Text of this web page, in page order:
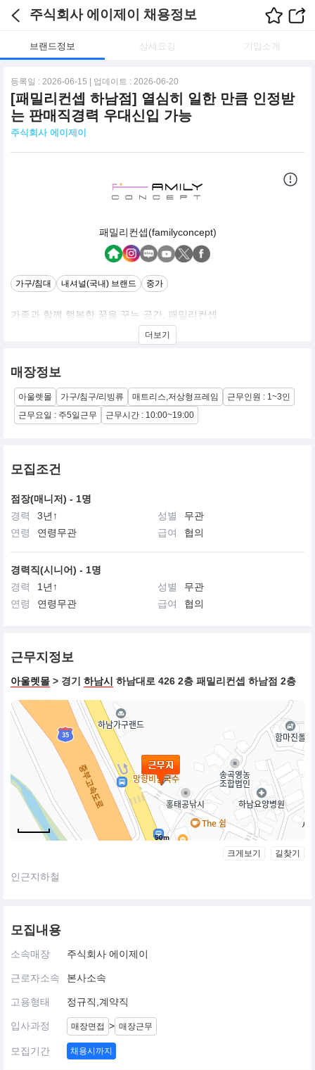
주식회사 에이제이 채용정보
브랜드정보 상세요강 기업소개
등록일 : 2026-06-15 | 업데이트 : 2026-06-20
[패밀리컨셉 하남점] 열심히 일한 만큼 인정받
는 판매직경력 우대신입 가능
주식회사 에이제이
패밀리컨셉(familyconcept)
가구/침대 내셔널(국내) 브랜드 중가
가족과 함께 행복한 꿈을 꾸는 공간, 패밀리컨셉
하루의 끝, 사랑하는 가족과 함께 편안하게 쉴 수 있는 공간.
부모는 아이의 숨소리를 들으며 하루의 피로를 씻어냅니다.
이 순간이야말로 우리가 꿈꾸던 가장 행복한 시간 아닐까요?
Sleep Safely, Dream Freely.
패밀리컨셉은 두 아이를 키우는 엄마의 입장에서 생각하여, 내 가족
이 쓸 수 없다면 누구에게도 권하지 않는다는 신념을 갖고 있습니다.
을 최우선으로 고려하여 소재 하나하나 따져 가면서 우리 가족이 쓴
다는 마음가짐으로 침대를 디자인 하였습니다.
갤럭시 정품 인증서
라돈·토론 테스트 성적서
One Bed, One Standard: Built for Families.
One.
지 않으며, 안전하고 검증된 환경 친화적인 자재를 엄선합니다
사람에게 안전 할 뿐만 아니라 지구와 환경에 이로운 자재를 사용함
으로써 안전한 품질과 지속 가능한 가치를 추구합니다.
Two.
커스텀마이징
기성화된 디자인에서 벗어나 패밀리침대, 트윈침대, 데이베드, 매트
리스까지 다양한 침대 카테고리를 제공하며,
디자인 · 색상 · 소재 · 사이즈 · 구성 요소까지 모두 원하는 대로 선
Three.
최고의 퀄리티
재, 하드웨어까지 30년이 넘는 장인들과 함께 최고의 퀄리티로 만들
어나가려고 노력합니다.
Where Love Grows, Memories Last.
함께 자는 즐거움, 평생 남는 행복한 기억
가족의 라이프스타일에 맞춘 특별한 공간이 되어야 합니다.
아이들은 부모의 품에서 따뜻한 사랑을 배우고, 부모는 아이와 함께
하는 시간을 통해 더 깊은 행복을 느낍니다.
그 소중한 순간을 더욱 특별하게 만드는 침대를 만듭니다.
더보기
매장정보
아울렛몰 가구/침구/리빙류 매트리스,저상형프레임
근무인원 : 1~3인
근무요일 : 주5일근무
근무시간 : 10:00~19:00
모집조건
점장(매니저) - 1명
경력
3년↑ 성별
무관
연령
연령무관 급여 협의
경력직(시니어) - 1명
경력
1년↑ 성별
무관
연령
연령무관 급여 협의
근무지정보
아울렛몰 > 경기 하남시 하남대로 426 2층 패밀리컨셉 하남점 2층
50m
크게보기 길찾기
인근지하철
모집내용
소속매장 주식회사 에이제이
근로자소속 본사소속
고용형태 정규직,계약직
입사과정 매장면접 > 매장근무
모집기간 채용시까지